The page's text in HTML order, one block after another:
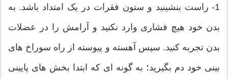
1- راست بنشینید و ستون فقرات در یک امتداد باشد. به
بدن خود هیچ فشاری وارد نکنید و آرامش را در عضلات
بدن تجربه کنید. سپس آهسته و پیوسته از راه سوراخ های
بینی خود دم بگیرید؛ به گونه ای که ابتدا بخش های پایینی